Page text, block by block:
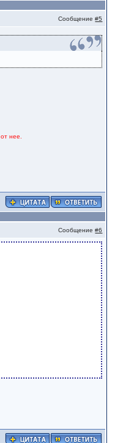
Сообщение#5
нее.
Сообщение#6